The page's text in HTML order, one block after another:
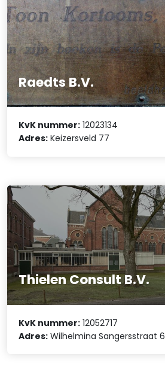
Raedts B.V.
KvK nummer: 12023134
Adres: Keizersveld 77
Thielen Consult B.V.
KvK nummer: 12052717
Adres: Wilhelmina Sangersstraat 6